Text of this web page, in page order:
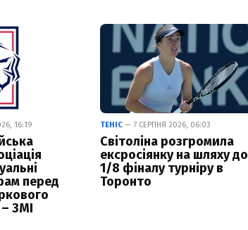
16:19
перед
ЗМІ
ТЕНІС — 7 СЕРПНЯ 2026, 06:03
Світоліна розгромила
ексросіянку на шляху до
1/8 фіналу турніру в
Торонто